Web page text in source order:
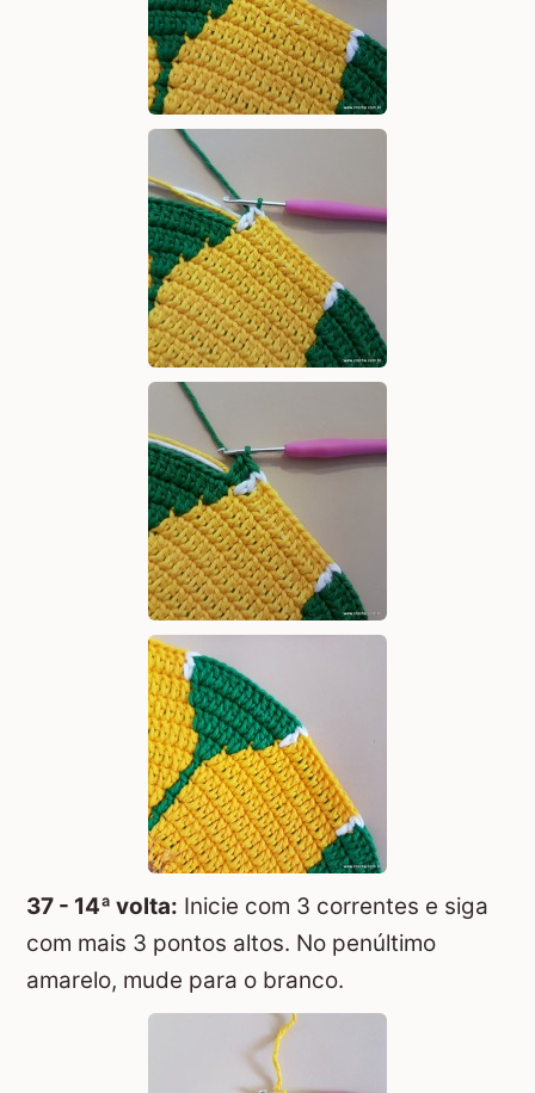
37 - 14ª volta: Inicie com 3 correntes e siga
com mais 3 pontos altos. No penúltimo
amarelo, mude para o branco.